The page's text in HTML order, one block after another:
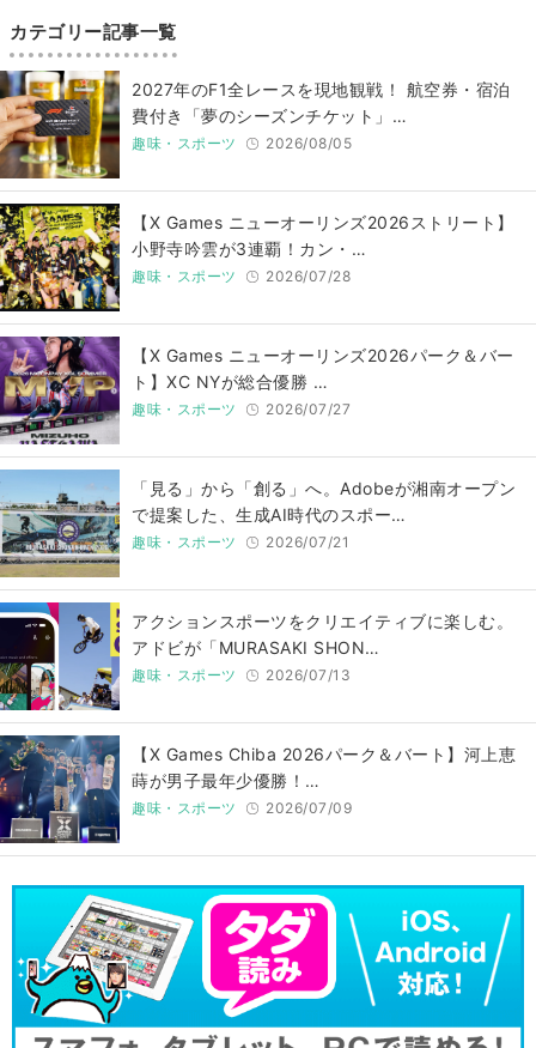
カテゴリー記事一覧
2027年のF1全レースを現地観戦！ 航空券・宿泊
費付き「夢のシーズンチケット」…
趣味・スポーツ 2026/08/05
【X Games ニューオーリンズ2026ストリート】
小野寺吟雲が3連覇！カン・…
趣味・スポーツ 2026/07/28
【X Games ニューオーリンズ2026パーク＆バー
ト】XC NYが総合優勝 …
趣味・スポーツ 2026/07/27
「見る」から「創る」へ。Adobeが湘南オープン
で提案した、生成AI時代のスポー…
趣味・スポーツ 2026/07/21
アクションスポーツをクリエイティブに楽しむ。
アドビが「MURASAKI SHON…
趣味・スポーツ 2026/07/13
【X Games Chiba 2026パーク＆バート】河上恵
蒔が男子最年少優勝！…
趣味・スポーツ 2026/07/09